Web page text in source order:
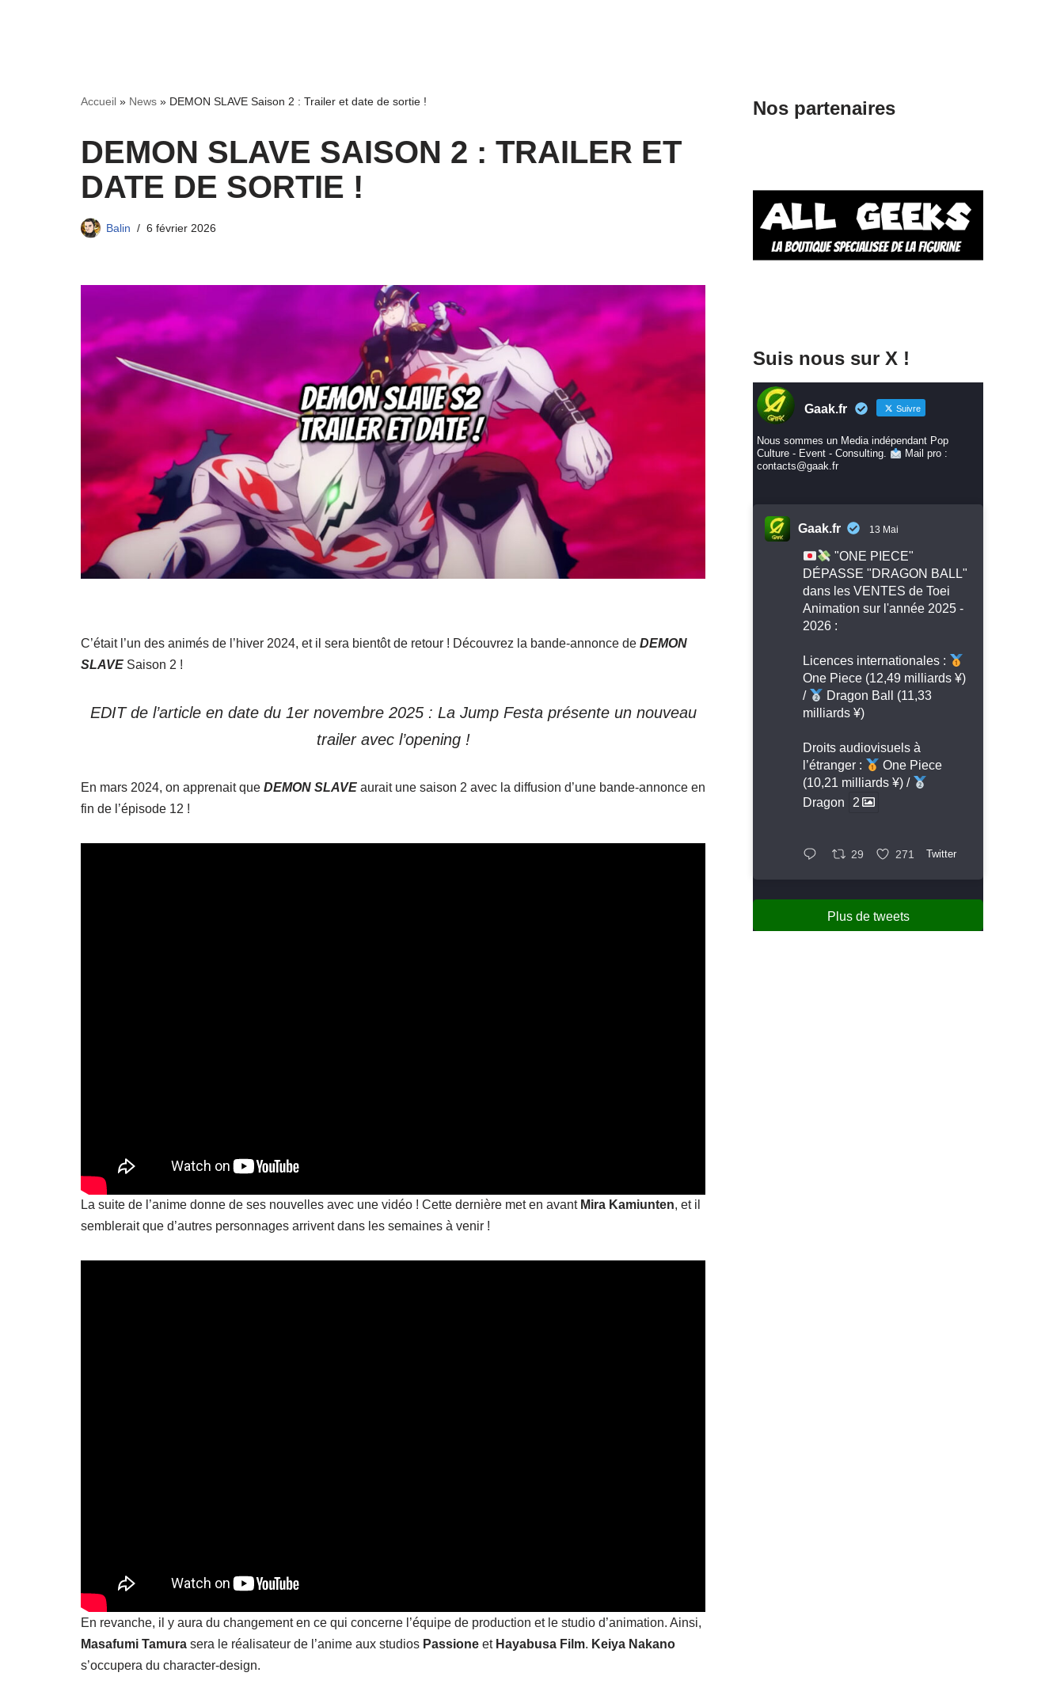
Accueil » News » DEMON SLAVE Saison 2 : Trailer et date de sortie !
DEMON SLAVE SAISON 2 : TRAILER ET
DATE DE SORTIE !
Balin 6 février 2026
C’était l’un des animés de l’hiver 2024, et il sera bientôt de retour ! Découvrez la bande-annonce de DEMON
SLAVE Saison 2 !
EDIT de l’article en date du 1er novembre 2025 : La Jump Festa présente un nouveau
trailer avec l’opening !
En mars 2024, on apprenait que DEMON SLAVE aurait une saison 2 avec la diffusion d’une bande-annonce en
fin de l’épisode 12 !
La suite de l’anime donne de ses nouvelles avec une vidéo ! Cette dernière met en avant Mira Kamiunten, et il
semblerait que d’autres personnages arrivent dans les semaines à venir !
En revanche, il y aura du changement en ce qui concerne l’équipe de production et le studio d’animation. Ainsi,
Masafumi Tamura sera le réalisateur de l’anime aux studios Passione et Hayabusa Film. Keiya Nakano
s’occupera du character-design.
Nos partenaires
Suis nous sur X !
Gaak.fr Suivre
Nous sommes un Media indépendant Pop
Culture - Event - Consulting.
Mail pro :
contacts@gaak.fr
Gaak.fr 13 Mai
"ONE PIECE"
DÉPASSE "DRAGON BALL"
dans les VENTES de Toei
Animation sur l'année 2025 -
2026 :
Licences internationales :
One Piece (12,49 milliards ¥)
/
Dragon Ball (11,33
milliards ¥)
Droits audiovisuels à
l’étranger :
One Piece
(10,21 milliards ¥) /
Dragon
2
29 271 Twitter
Plus de tweets